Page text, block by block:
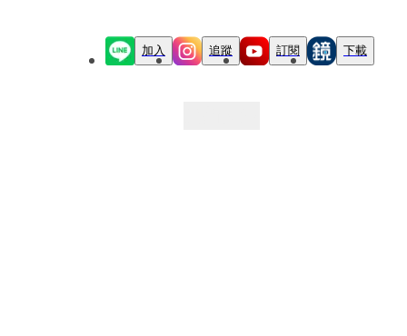
加入 追蹤 訂閱 下載